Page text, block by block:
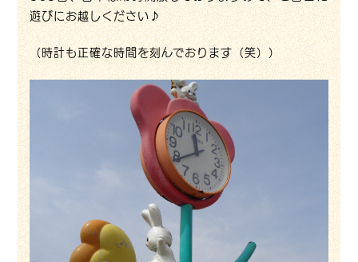
遊びにお越しください♪
（時計も正確な時間を刻んでおります（笑））